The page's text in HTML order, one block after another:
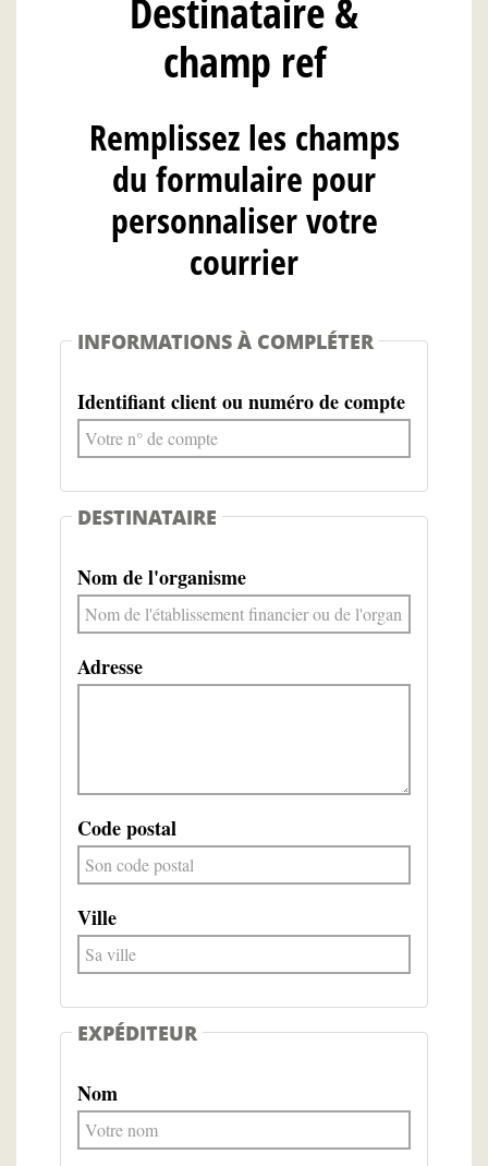
Destinataire &
champ ref
Remplissez les champs
du formulaire pour
personnaliser votre
courrier
INFORMATIONS À COMPLÉTER
Identifiant client ou numéro de compte
DESTINATAIRE
Nom de l'organisme
Adresse
Code postal
Ville
EXPÉDITEUR
Nom